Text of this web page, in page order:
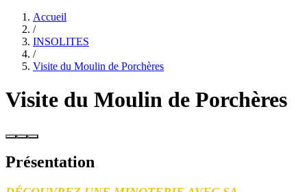
Accueil
/
INSOLITES
/
Visite du Moulin de Porchères
Visite du Moulin de Porchères
Présentation